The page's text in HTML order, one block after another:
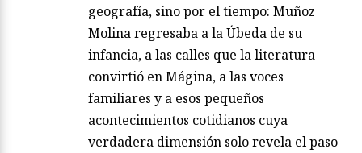
geografía, sino por el tiempo: Muñoz
Molina regresaba a la Úbeda de su
infancia, a las calles que la literatura
convirtió en Mágina, a las voces
familiares y a esos pequeños
acontecimientos cotidianos cuya
verdadera dimensión solo revela el paso